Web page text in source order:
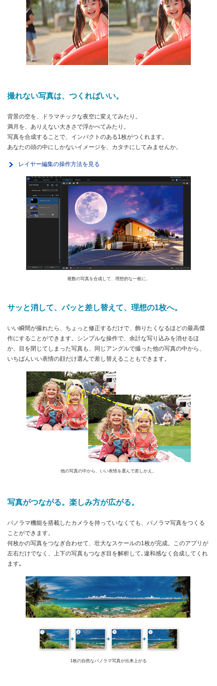
撮れない写真は、つくればいい。
背景の空を、ドラマチックな夜空に変えてみたり。
満月を、ありえない大きさで浮かべてみたり。
写真を合成することで、インパクトのある1枚がつくれます。
あなたの頭の中にしかないイメージを、カタチにしてみませんか。
レイヤー編集の操作方法を見る
複数の写真を合成して、理想的な一枚に。
サッと消して、パッと差し替えて、 理想の1枚へ。
いい瞬間が撮れたら、ちょっと修正するだけで、飾りたくなるほどの最高傑
作にすることができます。シンプルな操作で、余計な写り込みを消せるほ
か、目を閉じてしまった写真も、同じアングルで撮った他の写真の中から、
いちばんいい表情の顔だけ選んで差し替えることもできます。
他の写真の中から、いい表情を選んで差しかえ。
写真がつながる。楽しみ方が広がる。
パノラマ機能を搭載したカメラを持っていなくても、パノラマ写真をつくる
ことができます。
何枚かの写真をつなぎ合わせて、壮大なスケールの1枚が完成。このアプリが
左右だけでなく、上下の写真もつなぎ目を解析して､違和感なく合成してくれ
ます｡
1枚の自然なパノラマ写真が出来上がる